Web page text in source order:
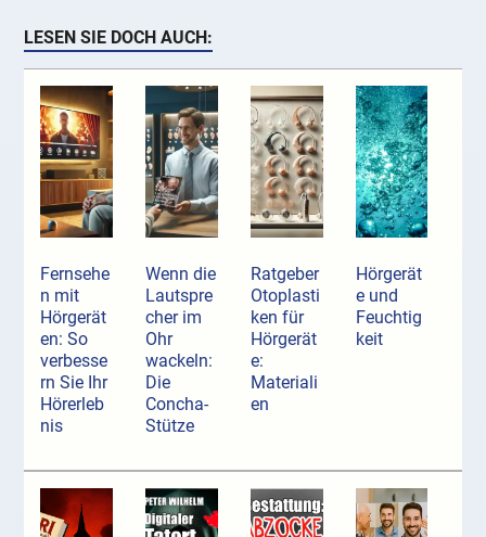
LESEN SIE DOCH AUCH:
Fernsehe
n mit
Hörgerät
en: So
verbesse
rn Sie Ihr
Hörerleb
nis
Wenn die
Lautspre
cher im
Ohr
wackeln:
Die
Concha-
Stütze
Ratgeber
Otoplasti
ken für
Hörgerät
e:
Materiali
en
Hörgerät
e und
Feuchtig
keit